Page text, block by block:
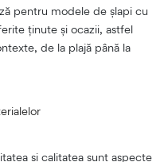
pentru modele de șlapi cu
ținute și ocazii, astfel
de la plajă până la
și calitatea sunt aspecte